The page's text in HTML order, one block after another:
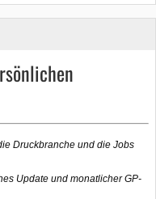
Druckbranche und die Jobs
Update und monatlicher GP-